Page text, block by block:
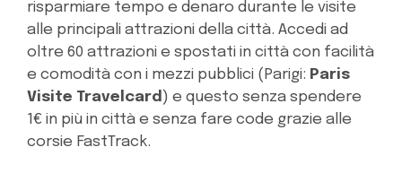
risparmiare tempo e denaro durante le visite
alle principali attrazioni della città. Accedi ad
oltre 60 attrazioni e spostati in città con facilità
e comodità con i mezzi pubblici (Parigi: Paris
Visite Travelcard ) e questo senza spendere
1€ in più in città e senza fare code grazie alle
corsie FastTrack.